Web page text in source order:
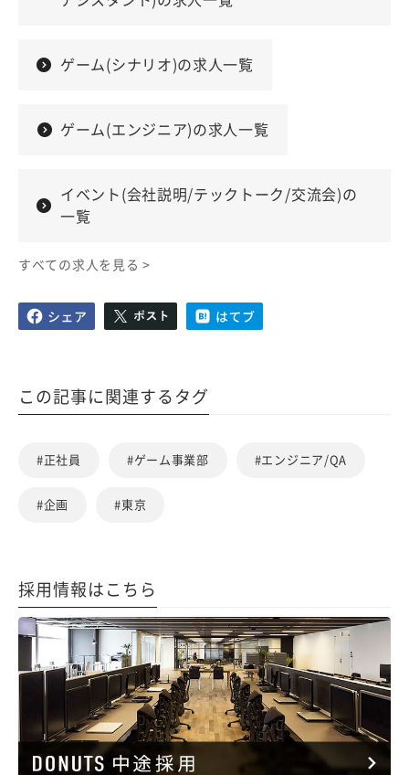
ゲーム(シナリオ)の求人一覧
ゲーム(エンジニア)の求人一覧
イベント(会社説明/テックトーク/交流会)の
一覧
すべての求人を見る >
この記事に関連するタグ
#正社員 #ゲーム事業部 #エンジニア/QA
#企画 #東京
採用情報はこちら